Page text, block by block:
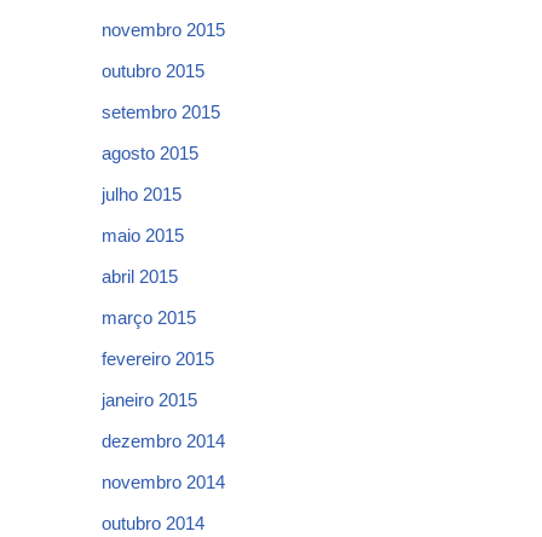
novembro 2015
outubro 2015
setembro 2015
agosto 2015
julho 2015
maio 2015
abril 2015
março 2015
fevereiro 2015
janeiro 2015
dezembro 2014
novembro 2014
outubro 2014